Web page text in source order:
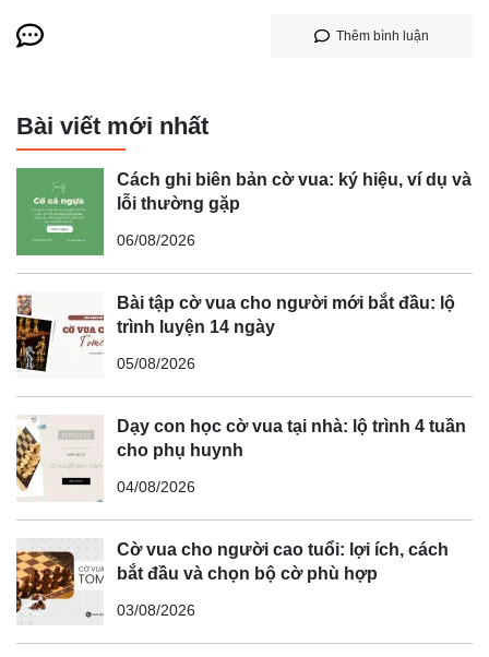
Thêm bình luận
Bài viết mới nhất
Cách ghi biên bản cờ vua: ký hiệu, ví dụ và
lỗi thường gặp
06/08/2026
Bài tập cờ vua cho người mới bắt đầu: lộ
trình luyện 14 ngày
05/08/2026
Dạy con học cờ vua tại nhà: lộ trình 4 tuần
cho phụ huynh
04/08/2026
Cờ vua cho người cao tuổi: lợi ích, cách
bắt đầu và chọn bộ cờ phù hợp
03/08/2026